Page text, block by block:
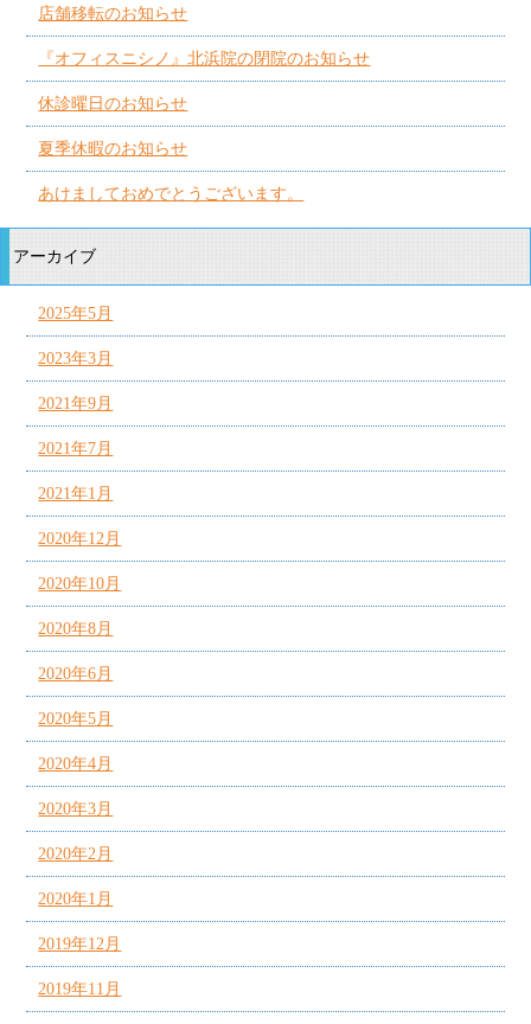
店舗移転のお知らせ
『オフィスニシノ』北浜院の閉院のお知らせ
休診曜日のお知らせ
夏季休暇のお知らせ
あけましておめでとうございます。
アーカイブ
2025年5月
2023年3月
2021年9月
2021年7月
2021年1月
2020年12月
2020年10月
2020年8月
2020年6月
2020年5月
2020年4月
2020年3月
2020年2月
2020年1月
2019年12月
2019年11月